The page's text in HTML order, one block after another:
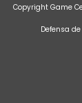
Copyright Game
Defensa